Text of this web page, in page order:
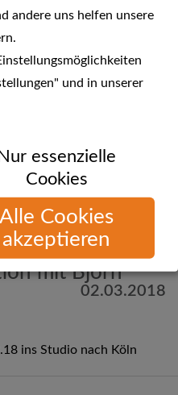
mit Björn
02.03.2018
ins Studio nach Köln
andere uns helfen unsere
und in unserer
Nur essenzielle
Cookies
Alle Cookies
akzeptieren